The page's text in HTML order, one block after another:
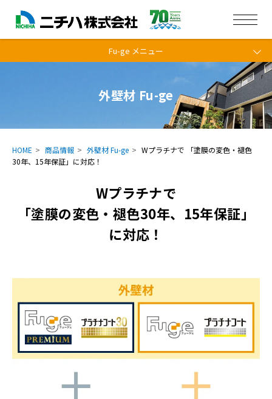
外壁材 Fu-ge
Fu-ge メニュー
HOME 商品情報 外壁材 Fu-ge
Wプラチナで 「塗膜の変色・褪色
30年、15年保証」に対応！
Wプラチナで
「塗膜の変色・褪色30年、15年保証」
に対応！